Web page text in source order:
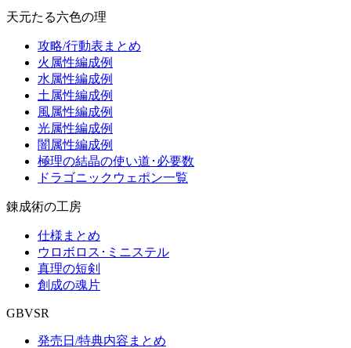
天元たる六色の理
攻略/行動表まとめ
火属性編成例
水属性編成例
土属性編成例
風属性編成例
光属性編成例
闇属性編成例
極理の結晶の使い道･必要数
ドラゴニックウェポン一覧
錬成術の工房
仕様まとめ
ウロボロス･ミニステル
真理の短剣
創成の魂片
GBVSR
発売日/特典内容まとめ